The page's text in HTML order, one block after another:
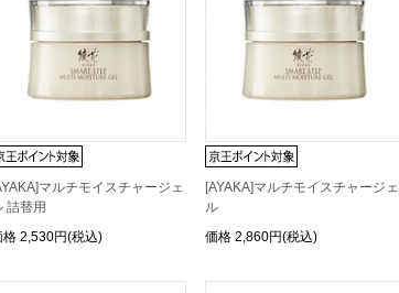
マルチモイスチャージェ
詰替用
格 2,530円(税込)
[AYAKA]マルチモイスチャージェ
ル
価格 2,860円(税込)